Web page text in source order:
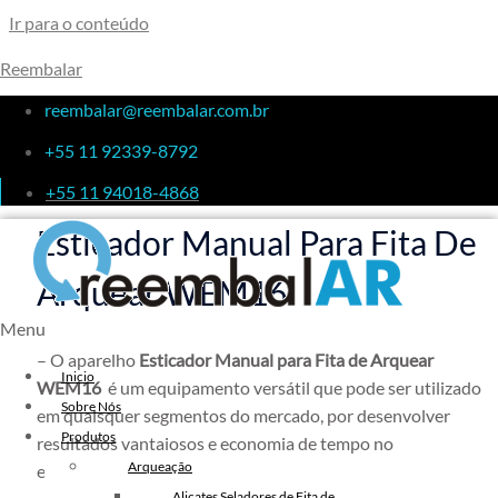
Ir para o conteúdo
Reembalar
reembalar@reembalar.com.br
+55 11 92339-8792
+55 11 94018-4868
Menu
Inicio
Sobre Nós
Produtos
Arqueação
Esticador Manual Para Fita De
Arquear WEM16
Esticador Manual Para Fita De
Arquear WEM16
– O aparelho Esticador Manual para Fita de Arquear
WEM16 é um equipamento versátil que pode ser utilizado
em quaisquer segmentos do mercado, por desenvolver
resultados vantajosos e economia de tempo no
embalamento de cargas.